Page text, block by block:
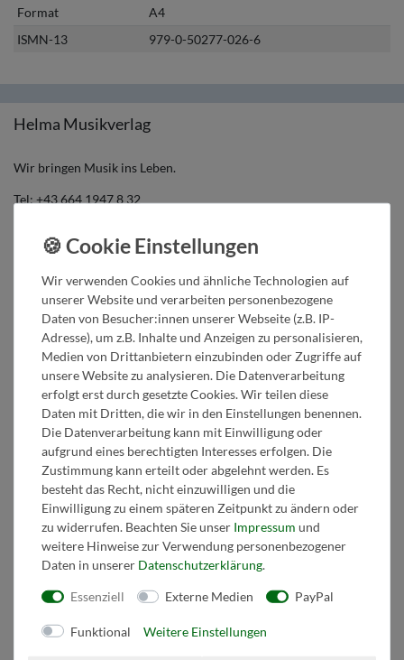
Format
A4
ISMN-13
979-0-50277-026-6
Helma Musikverlag
Wir bringen Musik ins Leben.
Tel:+43 664 1947 8 32
Kontaktieren Sie uns
Kaufvertrag widerrufen
Über den Button gelangen Sie zum Formular. Der Widerruf ist formfrei und
ohne Angabe von Gründen möglich. Bestätigung folgt per E-Mail.
Zum Online-Widerruf
Zahlen Sie sicher mit
Wir verwenden Cookies und ähnliche Technologien auf
unserer Website und verarbeiten personenbezogene
Daten von Besucher:innen unserer Webseite (z.B. IP-
Adresse), um z.B. Inhalte und Anzeigen zu personalisieren,
Medien von Drittanbietern einzubinden oder Zugriffe auf
unsere Website zu analysieren. Die Datenverarbeitung
erfolgt erst durch gesetzte Cookies. Wir teilen diese
Daten mit Dritten, die wir in den Einstellungen benennen.
Die Datenverarbeitung kann mit Einwilligung oder
aufgrund eines berechtigten Interesses erfolgen. Die
Zustimmung kann erteilt oder abgelehnt werden. Es
besteht das Recht, nicht einzuwilligen und die
Einwilligung zu einem späteren Zeitpunkt zu ändern oder
zu widerrufen. Beachten Sie unser Impressum und
weitere Hinweise zur Verwendung personenbezogener
Daten in unserer Daten­schutz­erklärung.
Essenziell Externe Medien PayPal
Funktional Weitere Einstellungen